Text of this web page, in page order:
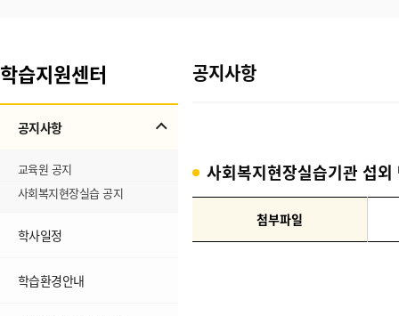
학습지원센터
공지사항
교육원 공지
사회복지현장실습 공지
학사일정
학습환경안내
공지사항
사회복지현장실습기관 섭외
첨부파일